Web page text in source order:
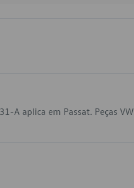
A aplica em Passat. Peças VW